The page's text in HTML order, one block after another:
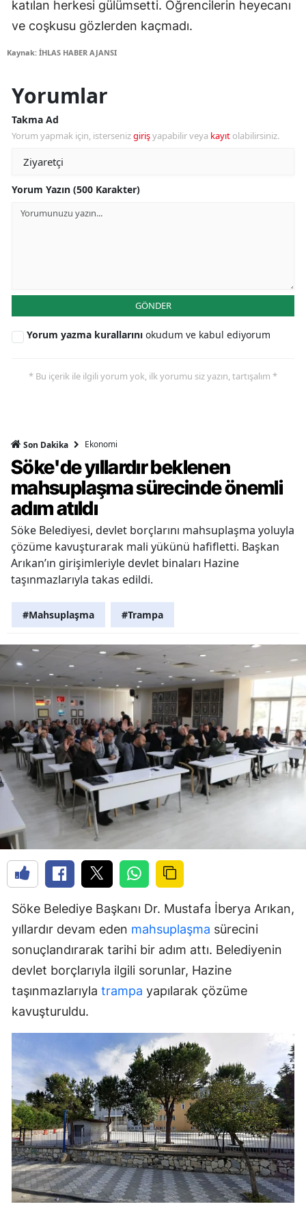
katılan herkesi gülümsetti. Öğrencilerin heyecanı
ve coşkusu gözlerden kaçmadı.
Kaynak: İHLAS HABER AJANSI
Yorumlar
Takma Ad
Yorum yapmak için, istersenizgirişyapabilir veya kayıt olabilirsiniz.
Yorum Yazın (500 Karakter)
GÖNDER
Yorum yazma kurallarını okudum ve kabul ediyorum
* Bu içerik ile ilgili yorum yok, ilk yorumu siz yazın, tartışalım *
Son Dakika Ekonomi
Söke'de yıllardır beklenen
mahsuplaşma sürecinde önemli
adım atıldı
Söke Belediyesi, devlet borçlarını mahsuplaşma yoluyla
çözüme kavuşturarak mali yükünü hafifletti. Başkan
Arıkan’ın girişimleriyle devlet binaları Hazine
taşınmazlarıyla takas edildi.
#Mahsuplaşma #Trampa
Söke Belediye Başkanı Dr. Mustafa İberya Arıkan,
yıllardır devam eden mahsuplaşma sürecini
sonuçlandırarak tarihi bir adım attı. Belediyenin
devlet borçlarıyla ilgili sorunlar, Hazine
taşınmazlarıyla trampa yapılarak çözüme
kavuşturuldu.